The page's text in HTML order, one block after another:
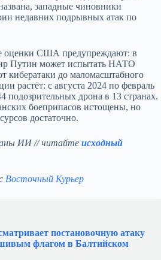
западные чиновники
недавних подрывных атак по
оценки США предупреждают: в
Путин может испытать НАТО
кибератаки до маломасштабного
растёт: с августа 2024 по февраль
подозрительных дрона в 13 странах.
боеприпасов истощены, но
достаточно.
ИИ // читайте исходный
Восточный Курьер
постановочную атаку
флагом в Балтийском